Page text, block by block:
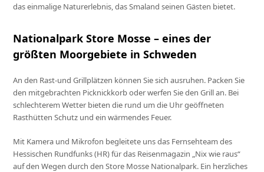
das einmalige Naturerlebnis, das Smaland seinen Gästen bietet.
Nationalpark Store Mosse – eines der
größten Moorgebiete in Schweden
An den Rast-und Grillplätzen können Sie sich ausruhen. Packen Sie
den mitgebrachten Picknickkorb oder werfen Sie den Grill an. Bei
schlechterem Wetter bieten die rund um die Uhr geöffneten
Rasthütten Schutz und ein wärmendes Feuer.
Mit Kamera und Mikrofon begleitete uns das Fernsehteam des
Hessischen Rundfunks (HR) für das Reisenmagazin „Nix wie raus“
auf den Wegen durch den Store Mosse Nationalpark. Ein herzliches